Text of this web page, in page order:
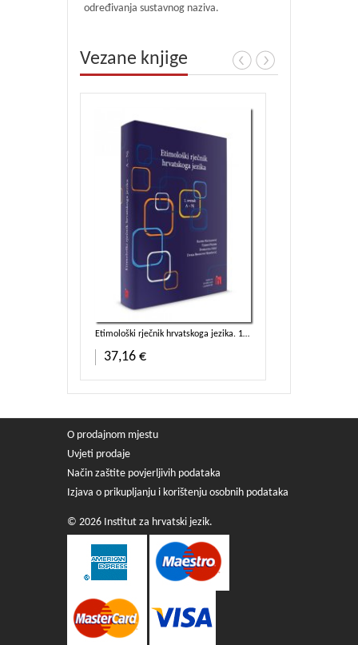
određivanja sustavnog naziva.
Vezane knjige
Etimološki rječnik hrvatskoga jezika. 1. svezak. A – Nj.
37,16 €
Dodaj u košaricu
O prodajnom mjestu
Uvjeti prodaje
Način zaštite povjerljivih podataka
Izjava o prikupljanju i korištenju osobnih podataka
© 2026 Institut za hrvatski jezik.